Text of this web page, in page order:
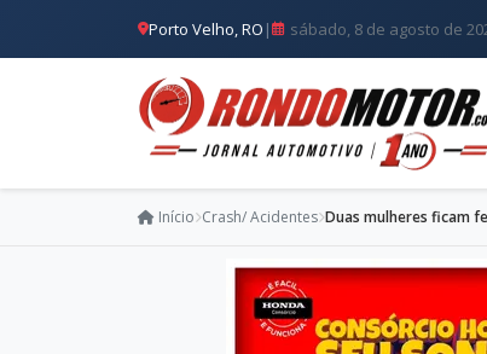
Porto Velho, RO | sábado, 8 de agosto de
Início Crash/ Acidentes Duas mulheres ficam